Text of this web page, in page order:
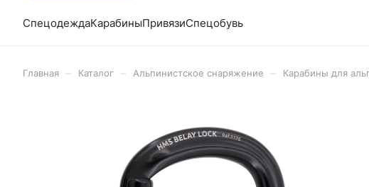
СпецодеждаКарабиныПривязиСпецобувь
Главная Каталог Альпинистское снаряжение Карабины для